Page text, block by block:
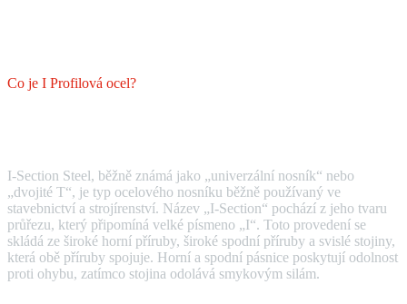
Co je I Profilová ocel?
I-Section Steel, běžně známá jako „univerzální nosník“ nebo
„dvojité T“, je typ ocelového nosníku běžně používaný ve
stavebnictví a strojírenství. Název „I-Section“ pochází z jeho tvaru
průřezu, který připomíná velké písmeno „I“. Toto provedení se
skládá ze široké horní příruby, široké spodní příruby a svislé stojiny,
která obě příruby spojuje. Horní a spodní pásnice poskytují odolnost
proti ohybu, zatímco stojina odolává smykovým silám.